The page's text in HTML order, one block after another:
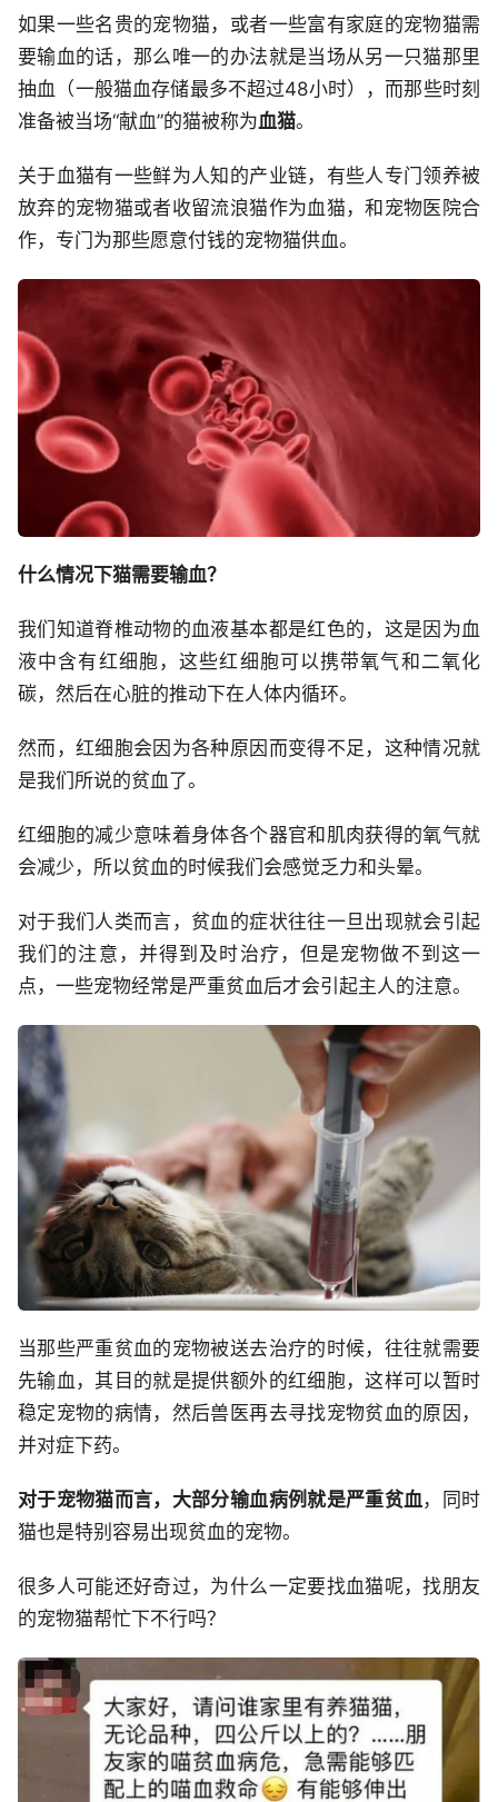
如果一些名贵的宠物猫，或者一些富有家庭的宠物猫需
要输血的话，那么唯一的办法就是当场从另一只猫那里
抽血（一般猫血存储最多不超过48小时），而那些时刻
准备被当场“献血”的猫被称为血猫。
关于血猫有一些鲜为人知的产业链，有些人专门领养被
放弃的宠物猫或者收留流浪猫作为血猫，和宠物医院合
作，专门为那些愿意付钱的宠物猫供血。
什么情况下猫需要输血？
我们知道脊椎动物的血液基本都是红色的，这是因为血
液中含有红细胞，这些红细胞可以携带氧气和二氧化
碳，然后在心脏的推动下在人体内循环。
然而，红细胞会因为各种原因而变得不足，这种情况就
是我们所说的贫血了。
红细胞的减少意味着身体各个器官和肌肉获得的氧气就
会减少，所以贫血的时候我们会感觉乏力和头晕。
对于我们人类而言，贫血的症状往往一旦出现就会引起
我们的注意，并得到及时治疗，但是宠物做不到这一
点，一些宠物经常是严重贫血后才会引起主人的注意。
当那些严重贫血的宠物被送去治疗的时候，往往就需要
先输血，其目的就是提供额外的红细胞，这样可以暂时
稳定宠物的病情，然后兽医再去寻找宠物贫血的原因，
并对症下药。
对于宠物猫而言，大部分输血病例就是严重贫血 ，同时
猫也是特别容易出现贫血的宠物。
很多人可能还好奇过，为什么一定要找血猫呢，找朋友
的宠物猫帮忙下不行吗？